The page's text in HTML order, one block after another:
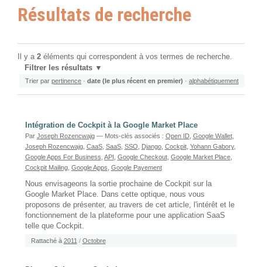
Résultats de recherche
Il y a 2 éléments qui correspondent à vos termes de recherche.
Filtrer les résultats
Trier par pertinence · date (le plus récent en premier) · alphabétiquement
Intégration de Cockpit à la Google Market Place
Par Joseph Rozencwajg — Mots-clés associés : Open ID, Google Wallet,
Joseph Rozencwajg, CaaS, SaaS, SSO Django, Cockpit, Yohann Gabory,
Google Apps For Business API Google Checkout, Google Market Place,
Cockpit Mailing, Google Apps Google Payement
Nous envisageons la sortie prochaine de Cockpit sur la
Google Market Place. Dans cette optique, nous vous
proposons de présenter, au travers de cet article, l'intérêt et le
fonctionnement de la plateforme pour une application SaaS
telle que Cockpit.
Rattaché à 2011 / Octobre